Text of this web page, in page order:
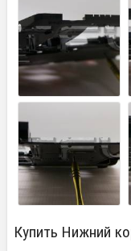
Купить Нижний